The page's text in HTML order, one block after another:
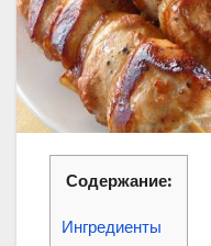
Содержание:
Ингредиенты